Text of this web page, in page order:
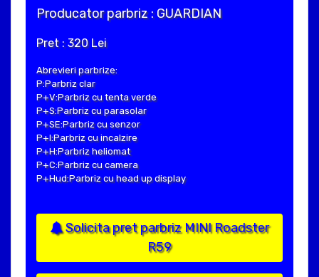
Producator parbriz : GUARDIAN
Pret : 320 Lei
Abrevieri parbrize:
P:Parbriz clar
P+V:Parbriz cu tenta verde
P+S:Parbriz cu parasolar
P+SE:Parbriz cu senzor
P+I:Parbriz cu incalzire
P+H:Parbriz heliomat
P+C:Parbriz cu camera
P+Hud:Parbriz cu head up display
Solicita pret parbriz MINI Roadster
R59